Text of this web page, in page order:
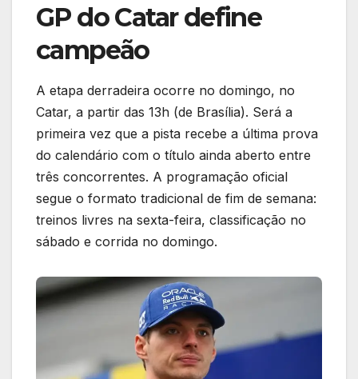
GP do Catar define
campeão
A etapa derradeira ocorre no domingo, no
Catar, a partir das 13h (de Brasília). Será a
primeira vez que a pista recebe a última prova
do calendário com o título ainda aberto entre
três concorrentes. A programação oficial
segue o formato tradicional de fim de semana:
treinos livres na sexta-feira, classificação no
sábado e corrida no domingo.